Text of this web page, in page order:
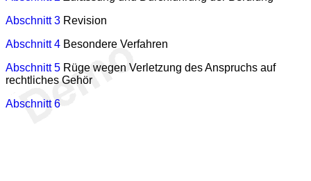
Abschnitt 3 Revision
Abschnitt 4 Besondere Verfahren
Abschnitt 5 Rüge wegen Verletzung des Anspruchs auf
rechtliches Gehör
Abschnitt 6